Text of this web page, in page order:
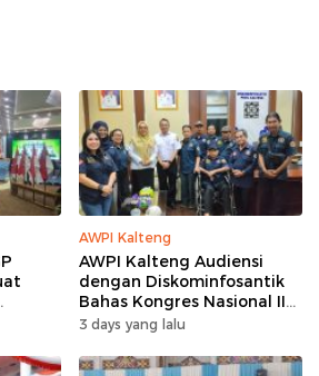
AWPI Kalteng
AWPI Kalteng Audiensi
dengan Diskominfosantik
Bahas Kongres Nasional II
AWPI
3 days yang lalu